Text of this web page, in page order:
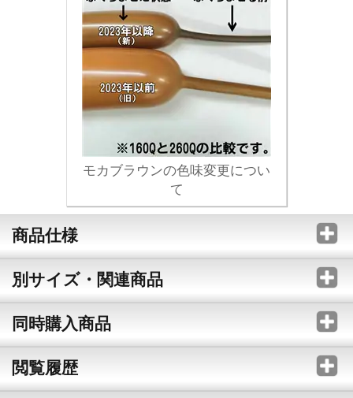
モカブラウンの色味変更につい
て
商品仕様
別サイズ・関連商品
同時購入商品
閲覧履歴